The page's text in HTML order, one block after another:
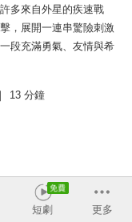
多來自外星的疾速戰
，展開一連串驚險刺激
段充滿勇氣、友情與希
13 分鐘
短劇 更多